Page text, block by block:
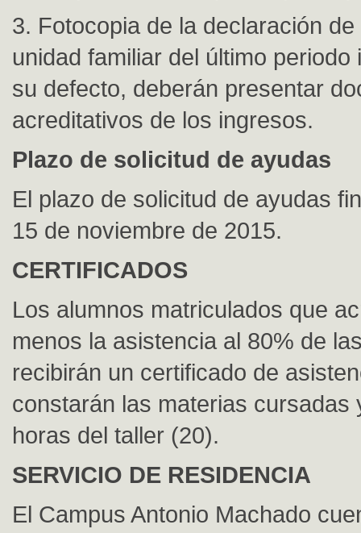
3. Fotocopia de la declaración
unidad familiar del último periodo
su defecto, deberán presentar
acreditativos de los ingresos.
Plazo de solicitud de ayudas
El plazo de solicitud de ayudas
15 de noviembre de 2015.
CERTIFICADOS
Los alumnos matriculados que
menos la asistencia al 80% de
recibirán un certificado de
constarán las materias cursadas
horas del taller (20).
SERVICIO DE RESIDENCIA
El Campus Antonio Machado